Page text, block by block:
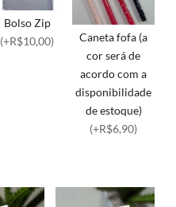
Bolso Zip
(+R$10,00)
Caneta fofa (a
cor será de
acordo com a
disponibilidade
de estoque)
(+R$6,90)